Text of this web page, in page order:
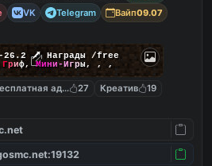
VK Telegram Вайп09.07
26.2🗡 Награды /free
Гриф,Мини-Игры, , ,
админка
27 Креатив
19